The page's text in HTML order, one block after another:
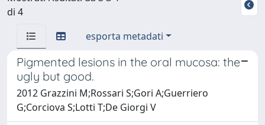
di 4
esporta metadati
Pigmented lesions in the oral mucosa: the
ugly but good.
2012 Grazzini M;Rossari S;Gori A;Guerriero
G;Corciova S;Lotti T;De Giorgi V